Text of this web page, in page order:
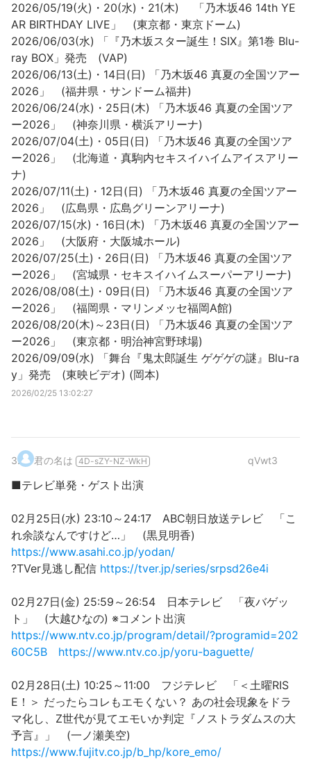
2026/05/19(火)・20(水)・21(木) 「乃⽊坂46 14th YE
AR BIRTHDAY LIVE」 (東京都・東京ドーム)
2026/06/03(水) 「『乃木坂スター誕生！SIX』第1巻 Blu-
ray BOX」発売 (VAP)
2026/06/13(土)・14日(日) 「乃木坂46 真夏の全国ツアー
2026」 (福井県・サンドーム福井)
2026/06/24(水)・25日(木) 「乃木坂46 真夏の全国ツア
ー2026」 (神奈川県・横浜アリーナ)
2026/07/04(土)・05日(日) 「乃木坂46 真夏の全国ツア
ー2026」 (北海道・真駒内セキスイハイムアイスアリー
ナ)
2026/07/11(土)・12日(日) 「乃木坂46 真夏の全国ツアー
2026」 (広島県・広島グリーンアリーナ)
2026/07/15(水)・16日(木) 「乃木坂46 真夏の全国ツアー
2026」 (大阪府・大阪城ホール)
2026/07/25(土)・26日(日) 「乃木坂46 真夏の全国ツア
ー2026」 (宮城県・セキスイハイムスーパーアリーナ)
2026/08/08(土)・09日(日) 「乃木坂46 真夏の全国ツア
ー2026」 (福岡県・マリンメッセ福岡A館)
2026/08/20(木)～23日(日) 「乃木坂46 真夏の全国ツア
ー2026」 (東京都・明治神宮野球場)
2026/09/09(水) 「舞台『鬼太郎誕生 ゲゲゲの謎』Blu-ra
y」発売 (東映ビデオ) (岡本)
2026/02/25 13:02:27
3. 君の名は 4D-sZY-NZ-WkH qVwt3
■テレビ単発・ゲスト出演
02月25日(水) 23:10～24:17 ABC朝日放送テレビ 「こ
れ余談なんですけど…」 (黒見明香)
https://www.asahi.co.jp/yodan/
?TVer見逃し配信 https://tver.jp/series/srpsd26e4i
02月27日(金) 25:59～26:54 日本テレビ 「夜バゲッ
ト」 (大越ひなの) ※コメント出演
https://www.ntv.co.jp/program/detail/?programid=202
60C5B
https://www.ntv.co.jp/yoru-baguette/
02月28日(土) 10:25～11:00 フジテレビ 「＜土曜RIS
E！＞ だったらコレもエモくない？ あの社会現象をドラ
マ化し、Z世代が見てエモいか判定『ノストラダムスの大
予言』」 (一ノ瀬美空)
https://www.fujitv.co.jp/b_hp/kore_emo/